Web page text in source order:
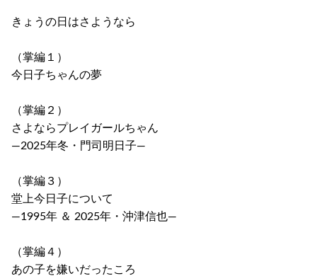
きょうの日はさようなら
（掌編１）
今日子ちゃんの夢
（掌編２）
さよならプレイガールちゃん
―2025年冬・門司明日子―
（掌編３）
堂上今日子について
―1995年 ＆ 2025年・沖津信也―
（掌編４）
あの子を嫌いだったころ